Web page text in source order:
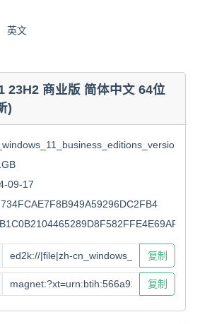
英文
23H2 商业版 简体中文 64位
)
09-17
复制
复制